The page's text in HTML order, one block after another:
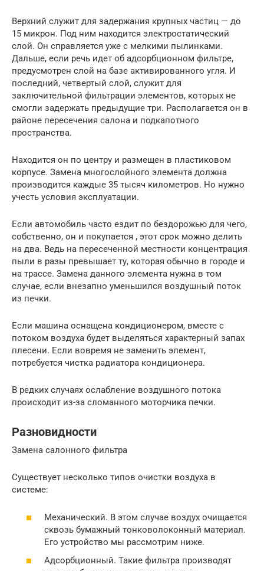
Верхний служит для задержания крупных частиц — до
15 микрон. Под ним находится электростатический
слой. Он справляется уже с мелкими пылинками.
Дальше, если речь идет об адсорбционном фильтре,
предусмотрен слой на базе активированного угля. И
последний, четвертый слой, служит для
заключительной фильтрации элементов, которых не
смогли задержать предыдущие три. Располагается он в
районе пересечения салона и подкапотного
пространства.
Находится он по центру и размещен в пластиковом
корпусе. Замена многослойного элемента должна
производится каждые 35 тысяч километров. Но нужно
учесть условия эксплуатации.
Если автомобиль часто ездит по бездорожью для чего,
собственно, он и покупается , этот срок можно делить
на два. Ведь на пересеченной местности концентрация
пыли в разы превышает ту, которая обычно в городе и
на трассе. Замена данного элемента нужна в том
случае, если внезапно уменьшился воздушный поток
из печки.
Если машина оснащена кондиционером, вместе с
потоком воздуха будет выделяться характерный запах
плесени. Если вовремя не заменить элемент,
потребуется чистка радиатора кондиционера.
В редких случаях ослабление воздушного потока
происходит из-за сломанного моторчика печки.
Разновидности
Замена салонного фильтра
Существует несколько типов очистки воздуха в
системе:
Механический. В этом случае воздух очищается
сквозь бумажный тонковолоконный материал.
Его устройство мы рассмотрим ниже.
Адсорбционный. Такие фильтра производят